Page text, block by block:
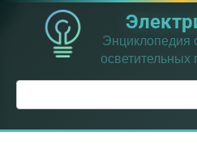
Перейти
контенту
Энциклопедия
осветительных
Поиск: